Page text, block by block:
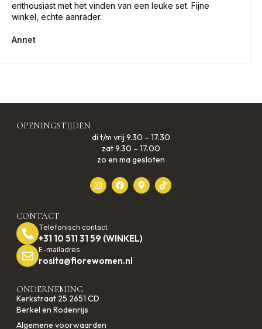
enthousiast met het vinden van een leuke set. Fijne
winkel, echte aanrader.
Annet
OPENINGSTIJDEN
di t/m vrij 9.30 – 17.30
zat 9.30 – 17.00
zo en ma gesloten
CONTACT
Telefonisch contact
+31 10 511 31 59 (WINKEL)
E-mailadres
rosita@fiorewomen.nl
ONDERNEMING
Kerkstraat 25 2651 CD
Berkel en Rodenrijs
Algemene voorwaarden